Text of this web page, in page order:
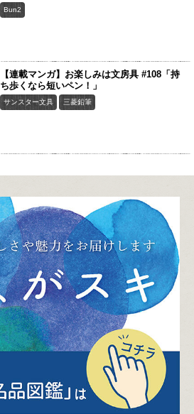
Bun2
【連載マンガ】お楽しみは文房具 #108「持
ち歩くなら短いペン！」
サンスター文具 三菱鉛筆